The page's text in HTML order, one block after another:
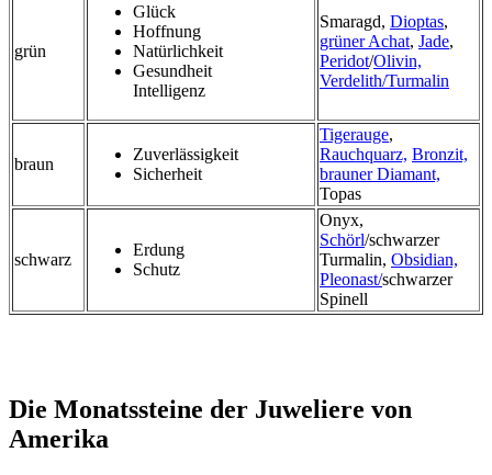
grün
Glück
Hoffnung
Natürlichkeit
Gesundheit
Intelligenz
Smaragd, Dioptas,
grüner Achat, Jade,
Peridot/Olivin,
Verdelith/Turmalin
braun
Zuverlässigkeit
Sicherheit
Tigerauge,
Rauchquarz, Bronzit,
brauner Diamant,
Topas
schwarz
Erdung
Schutz
Onyx,
Schörl/schwarzer
Turmalin, Obsidian,
Pleonast/schwarzer
Spinell
Die Monatssteine der Juweliere von
Amerika